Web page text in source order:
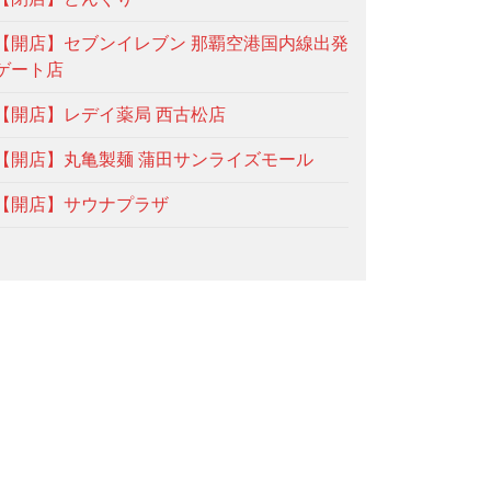
開店】セブンイレブン 那覇空港国内線出発
ート店
開店】レデイ薬局 西古松店
開店】丸亀製麺 蒲田サンライズモール
開店】サウナプラザ